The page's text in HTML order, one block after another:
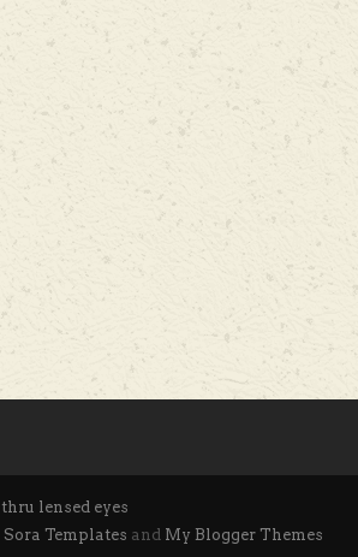
thru lensed eyes
Sora Templates and My Blogger Themes